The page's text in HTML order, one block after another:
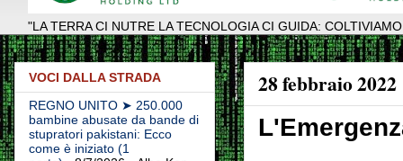
"LA TERRA CI NUTRE LA TECNOLOGIA CI GUIDA:
28 febbraio 2022
VOCI DALLA STRADA
REGNO UNITO ➤ 250.000
bambine abusate da bande di
stupratori pakistani: Ecco
come è iniziato (1